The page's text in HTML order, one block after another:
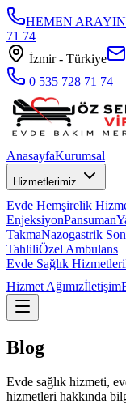
HEMEN
71 74
İzmir - Türkiye
0 535 728 71 74
AnasayfaKurumsal
Hizmetlerimiz
Evde Hemşirelik
EnjeksiyonPansuman
TakmaNazogastrik
TahliliÖzel Ambulans
Evde Sağlık Hizmetleri
Hizmet Ağımızİletişim
Blog
Evde sağlık hizmeti,
hizmetleri hakkında